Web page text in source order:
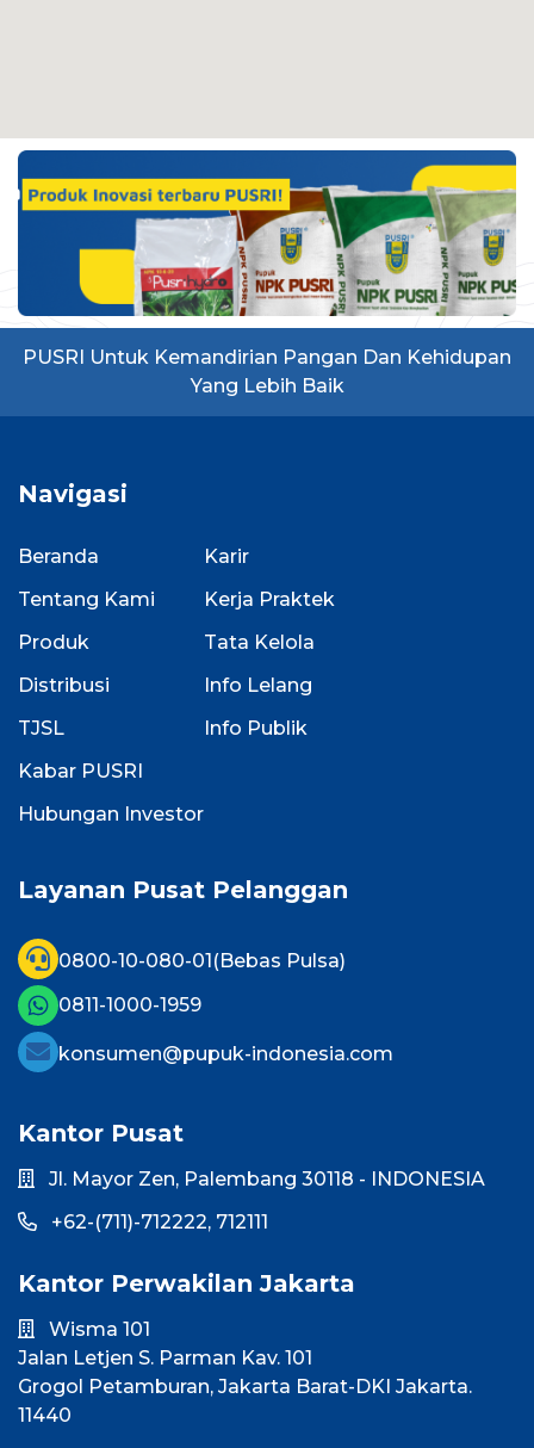
PUSRI Untuk Kemandirian Pangan Dan Kehidupan
Yang Lebih Baik
Navigasi
Beranda
Tentang Kami
Produk
Distribusi
TJSL
Kabar PUSRI
Hubungan Investor
Karir
Kerja Praktek
Tata Kelola
Info Lelang
Info Publik
Layanan Pusat Pelanggan
0800-10-080-01(Bebas Pulsa)
0811-1000-1959
konsumen@pupuk-indonesia.com
Kantor Pusat
Jl. Mayor Zen, Palembang 30118 - INDONESIA
+62-(711)-712222, 712111
Kantor Perwakilan Jakarta
Wisma 101
Jalan Letjen S. Parman Kav. 101
Grogol Petamburan, Jakarta Barat-DKI Jakarta.
11440